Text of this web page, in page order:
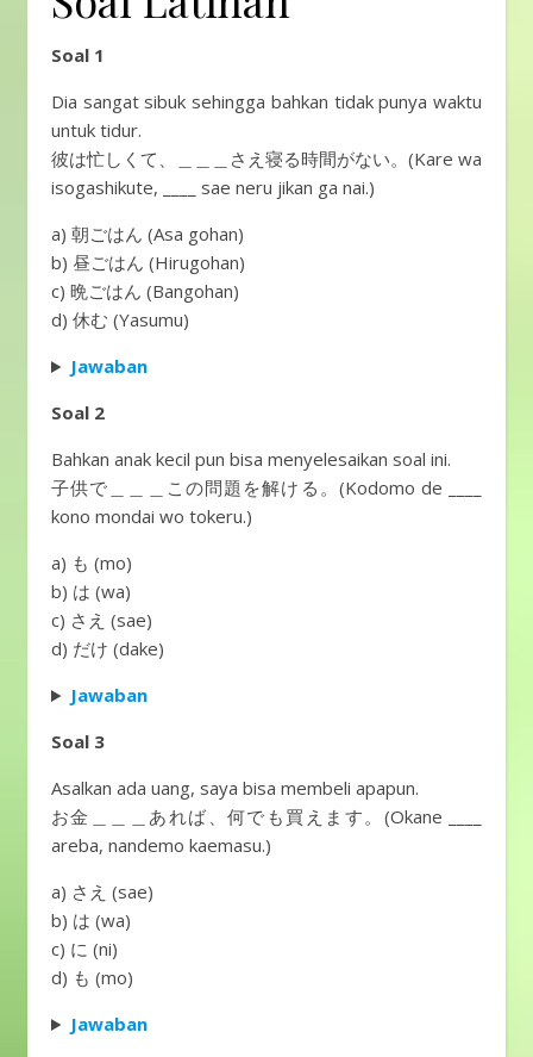
Soal 1
Dia sangat sibuk sehingga bahkan tidak punya waktu
untuk tidur.
彼は忙しくて、＿＿＿さえ寝る時間がない。(Kare wa
isogashikute, ____ sae neru jikan ga nai.)
a) 朝ごはん (Asa gohan)
b) 昼ごはん (Hirugohan)
c) 晩ごはん (Bangohan)
d) 休む (Yasumu)
Jawaban
Soal 2
Bahkan anak kecil pun bisa menyelesaikan soal ini.
子供で＿＿＿この問題を解ける。(Kodomo de ____
kono mondai wo tokeru.)
a) も (mo)
b) は (wa)
c) さえ (sae)
d) だけ (dake)
Jawaban
Soal 3
Asalkan ada uang, saya bisa membeli apapun.
お金＿＿＿あれば、何でも買えます。(Okane ____
areba, nandemo kaemasu.)
a) さえ (sae)
b) は (wa)
c) に (ni)
d) も (mo)
Jawaban